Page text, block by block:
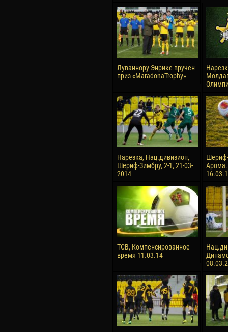
Луваннору Энрике вручен
приз «MaradonaTrophy»
Нарезка, Нац.дивизион,
Шериф-Зимбру, 2-1, 21-03-
2014
Шериф-
Арома.
ТСВ, Компенсированное
время 11.03.14